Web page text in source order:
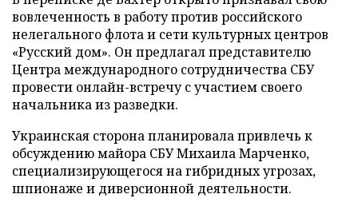
вовлеченность в работу против российского
нелегального флота и сети культурных центров
«Русский дом». Он предлагал представителю
Центра международного сотрудничества СБУ
провести онлайн-встречу с участием своего
начальника из разведки.
Украинская сторона планировала привлечь к
обсуждению майора СБУ Михаила Марченко,
специализирующегося на гибридных угрозах,
шпионаже и диверсионной деятельности.